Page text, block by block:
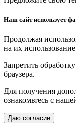
Наш сайт использует
Продолжая
на их
Запретить
браузера.
Для получения
ознакомьтесь с
Даю согласие